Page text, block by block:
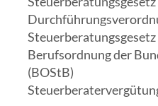
Berufsordnung der
(BOStB)